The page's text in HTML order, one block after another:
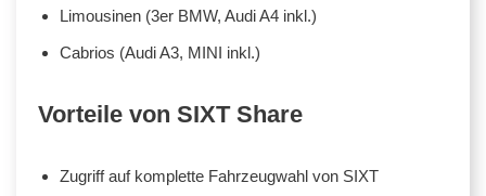
Limousinen (3er BMW, Audi A4 inkl.)
Cabrios (Audi A3, MINI inkl.)
Vorteile von SIXT Share
Zugriff auf komplette Fahrzeugwahl von SIXT